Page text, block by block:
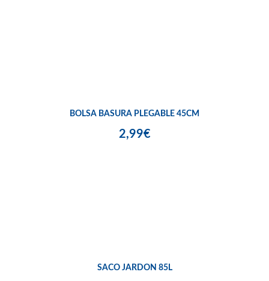
BOLSA BASURA PLEGABLE 45CM
2,99€
SACO JARDON 85L